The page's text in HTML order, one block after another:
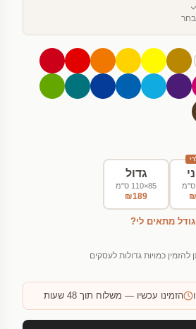
גדול
85×110 ס"מ
₪189
מתאים לי?
להזמין כמויות גדולות לעסקים
הזמינו עכשיו — משלוח תוך 48 שעות